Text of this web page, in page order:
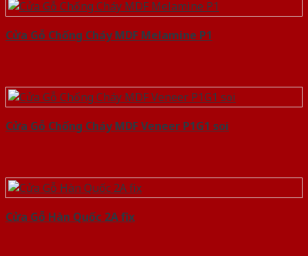
Cửa Gỗ Chống Cháy MDF Melamine P1
Cửa Gỗ Chống Cháy MDF Veneer P1G1 soi
Cửa Gỗ Hàn Quốc 2A fix